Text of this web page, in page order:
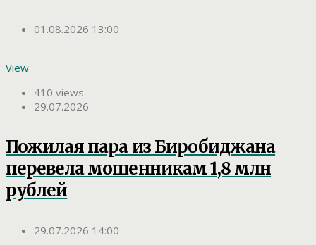
01.08.2026 13:00
View
410 views
29.07.2026
Пожилая пара из Биробиджана
перевела мошенникам 1,8 млн
рублей
29.07.2026 14:00